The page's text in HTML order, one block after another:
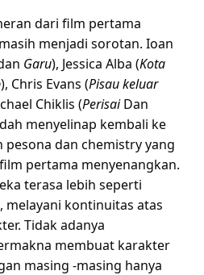
dari film pertama
menjadi sorotan. Ioan
Garu), Jessica Alba (Kota
), Chris Evans (Pisau keluar
Chiklis (PerisaiDan
menyelinap kembali ke
dan chemistry yang
pertama menyenangkan.
terasa lebih seperti
kontinuitas atas
Tidak adanya
membuat karakter
masing -masing hanya